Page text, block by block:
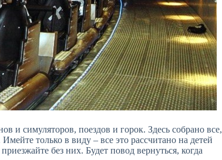
и симуляторов, поездов и горок. Здесь собрано все,
только в виду – все это рассчитано на детей
без них. Будет повод вернуться, когда